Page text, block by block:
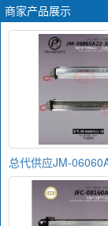
商家产品展示